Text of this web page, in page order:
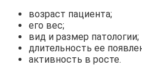
возраст пациента;
его вес;
вид и размер патологии;
длительность ее
активность в росте.